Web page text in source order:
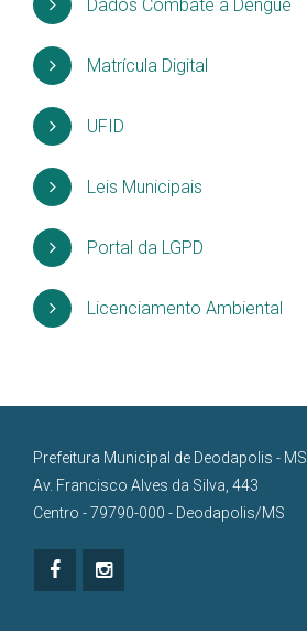
Dados Combate a Dengue
Matrícula Digital
UFID
Leis Municipais
Portal da LGPD
Licenciamento Ambiental
Prefeitura Municipal de Deodapolis - MS
Av. Francisco Alves da Silva, 443
Centro - 79790-000 - Deodapolis/MS